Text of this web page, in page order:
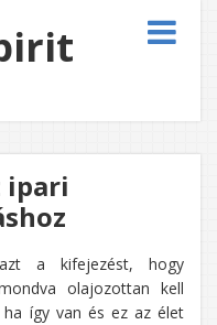
ipari
a kifejezést, hogy
olajozottan kell
így van és ez az élet